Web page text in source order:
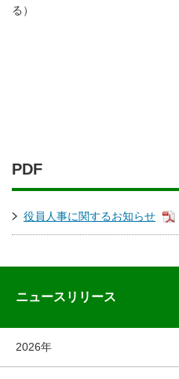
る）
PDF
役員人事に関するお知らせ
ニュースリリース
2026年